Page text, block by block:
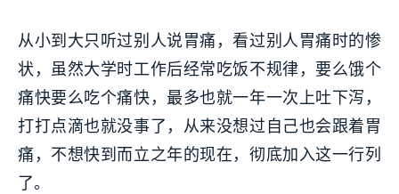
从小到大只听过别人说胃痛，看过别人胃痛时的惨
状，虽然大学时工作后经常吃饭不规律，要么饿个
痛快要么吃个痛快，最多也就一年一次上吐下泻，
打打点滴也就没事了，从来没想过自己也会跟着胃
痛，不想快到而立之年的现在，彻底加入这一行列
了。